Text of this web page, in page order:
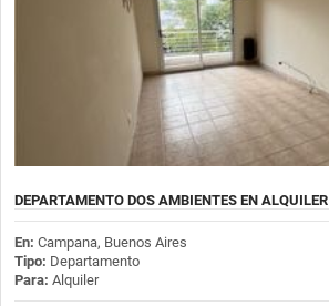
DEPARTAMENTO DOS AMBIENTES EN ALQUILER
En: Campana, Buenos Aires
Tipo: Departamento
Para: Alquiler